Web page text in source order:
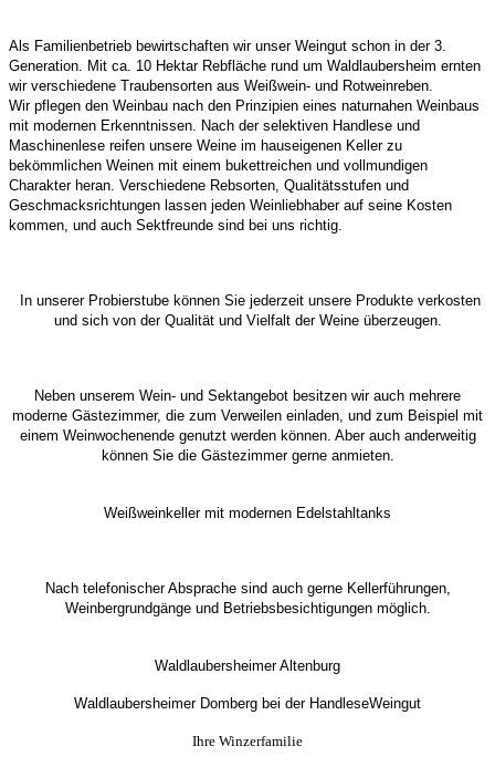
Als Familienbetrieb bewirtschaften wir unser Weingut schon in der 3.
Generation. Mit ca. 10 Hektar Rebfläche rund um Waldlaubersheim ernten
wir verschiedene Traubensorten aus Weißwein- und Rotweinreben.
Wir pflegen den Weinbau nach den Prinzipien eines naturnahen Weinbaus
mit modernen Erkenntnissen. Nach der selektiven Handlese und
Maschinenlese reifen unsere Weine im hauseigenen Keller zu
bekömmlichen Weinen mit einem bukettreichen und vollmundigen
Charakter heran. Verschiedene Rebsorten, Qualitätsstufen und
Geschmacksrichtungen lassen jeden Weinliebhaber auf seine Kosten
kommen, und auch Sektfreunde sind bei uns richtig.
In unserer Probierstube können Sie jederzeit unsere Produkte verkosten
und sich von der Qualität und Vielfalt der Weine überzeugen.
Neben unserem Wein- und Sektangebot besitzen wir auch mehrere
moderne Gästezimmer, die zum Verweilen einladen, und zum Beispiel mit
einem Weinwochenende genutzt werden können. Aber auch anderweitig
können Sie die Gästezimmer gerne anmieten.
Weißweinkeller mit modernen Edelstahltanks
Nach telefonischer Absprache sind auch gerne Kellerführungen,
Weinbergrundgänge und Betriebsbesichtigungen möglich.
Waldlaubersheimer Altenburg
Waldlaubersheimer Domberg bei der HandleseWeingut
Ihre Winzerfamilie